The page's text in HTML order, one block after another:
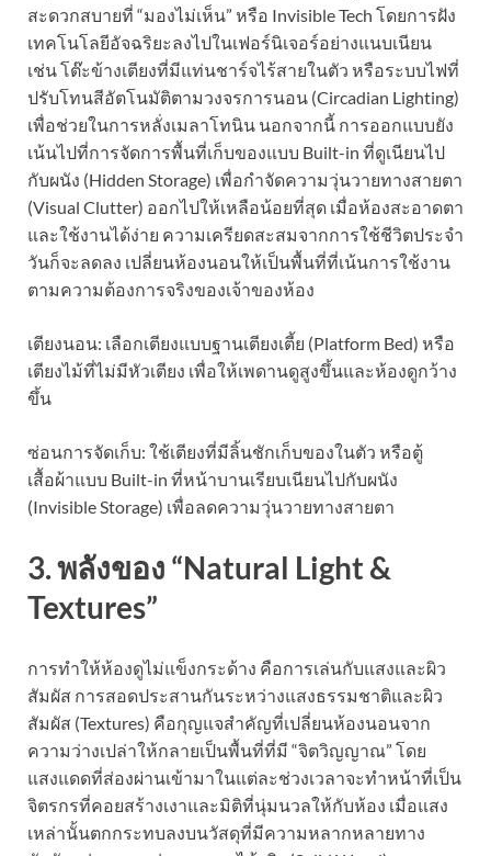
สะดวกสบายที่ “มองไม่เห็น” หรือ Invisible Tech โดยการฝัง
เทคโนโลยีอัจฉริยะลงไปในเฟอร์นิเจอร์อย่างแนบเนียน
เช่น โต๊ะข้างเตียงที่มีแท่นชาร์จไร้สายในตัว หรือระบบไฟที่
ปรับโทนสีอัตโนมัติตามวงจรการนอน (Circadian Lighting)
เพื่อช่วยในการหลั่งเมลาโทนิน นอกจากนี้ การออกแบบยัง
เน้นไปที่การจัดการพื้นที่เก็บของแบบ Built-in ที่ดูเนียนไป
กับผนัง (Hidden Storage) เพื่อกำจัดความวุ่นวายทางสายตา
(Visual Clutter) ออกไปให้เหลือน้อยที่สุด เมื่อห้องสะอาดตา
และใช้งานได้ง่าย ความเครียดสะสมจากการใช้ชีวิตประจำ
วันก็จะลดลง เปลี่ยนห้องนอนให้เป็นพื้นที่ที่เน้นการใช้งาน
ตามความต้องการจริงของเจ้าของห้อง
เตียงนอน: เลือกเตียงแบบฐานเตียงเตี้ย (Platform Bed) หรือ
เตียงไม้ที่ไม่มีหัวเตียง เพื่อให้เพดานดูสูงขึ้นและห้องดูกว้าง
ขึ้น
ซ่อนการจัดเก็บ: ใช้เตียงที่มีลิ้นชักเก็บของในตัว หรือตู้
เสื้อผ้าแบบ Built-in ที่หน้าบานเรียบเนียนไปกับผนัง
(Invisible Storage) เพื่อลดความวุ่นวายทางสายตา
3. พลังของ “Natural Light &
Textures”
การทำให้ห้องดูไม่แข็งกระด้าง คือการเล่นกับแสงและผิว
สัมผัส การสอดประสานกันระหว่างแสงธรรมชาติและผิว
สัมผัส (Textures) คือกุญแจสำคัญที่เปลี่ยนห้องนอนจาก
ความว่างเปล่าให้กลายเป็นพื้นที่ที่มี “จิตวิญญาณ” โดย
แสงแดดที่ส่องผ่านเข้ามาในแต่ละช่วงเวลาจะทำหน้าที่เป็น
จิตรกรที่คอยสร้างเงาและมิติที่นุ่มนวลให้กับห้อง เมื่อแสง
เหล่านั้นตกกระทบลงบนวัสดุที่มีความหลากหลายทาง